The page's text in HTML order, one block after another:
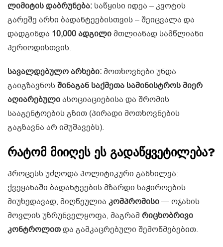
ლიმიტის დაბრუნება: საწყისი იდეა – კვოტის
გარეშე არხი ბადანტეებისთვის – შეიცვალა და
დადგინდა 10,000 ადგილიმთლიანად სამწლიანი
პერიოდისთვის.
სავალდებულო არხები:მოთხოვნები უნდა
გაიგზავნოსშინაგან საქმეთა სამინისტროს მიერ
აღიარებულიასოციაციებისა და შრომის
სააგენტოების გზით (პირადი მოთხოვნების
გაგზავნა არ იმუშავებს).
რატომ მიიღეს ეს გადაწყვეტილება?
პროცესს უძღოდა პოლიტიკური განხილვა:
ქვეყანაში ბადანტეების მზარდი საჭიროების
მიუხედავად, მიღწეულია კომპრომისი— ოჯახის
მოვლის უზრუნველყოფა, მაგრამ რიცხობრივი
კონტროლითდა გამკაცრებული შემოწმებებით.